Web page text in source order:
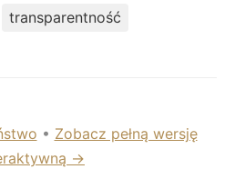
transparentność
• Zobacz pełną wersję
→